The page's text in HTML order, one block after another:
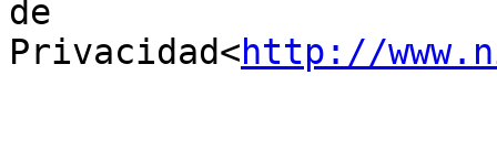
de
Privacidad<http://